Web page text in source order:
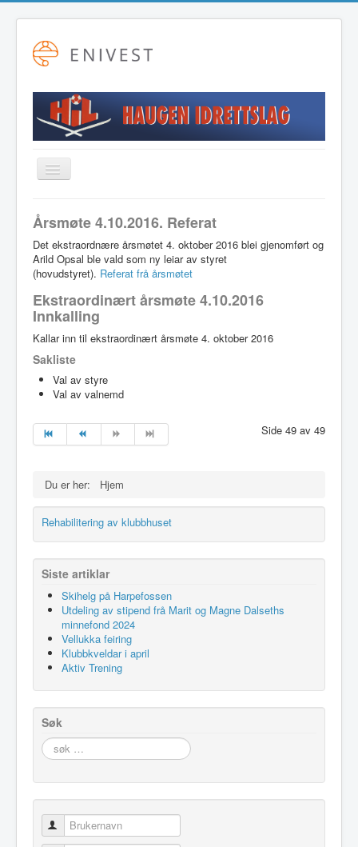
Toggle
Navigation
Fotball
Langrenn
Hovudstyret
Klubblokaler
Medlemsskap
Årsmøte 4.10.2016. Referat
Det ekstraordnære årsmøtet 4. oktober 2016 blei gjenomført og
Arild Opsal ble vald som ny leiar av styret
(hovudstyret). Referat frå årsmøtet
Ekstraordinært årsmøte 4.10.2016
Innkalling
Kallar inn til ekstraordinært årsmøte 4. oktober 2016
Sakliste
Val av styre
Val av valnemd
Side 49 av 49
Du er her: Hjem
Rehabilitering av klubbhuset
Siste artiklar
Skihelg på Harpefossen
Utdeling av stipend frå Marit og Magne Dalseths
minnefond 2024
Vellukka feiring
Klubbkveldar i april
Aktiv Trening
Søk
søk
…
Brukernavn